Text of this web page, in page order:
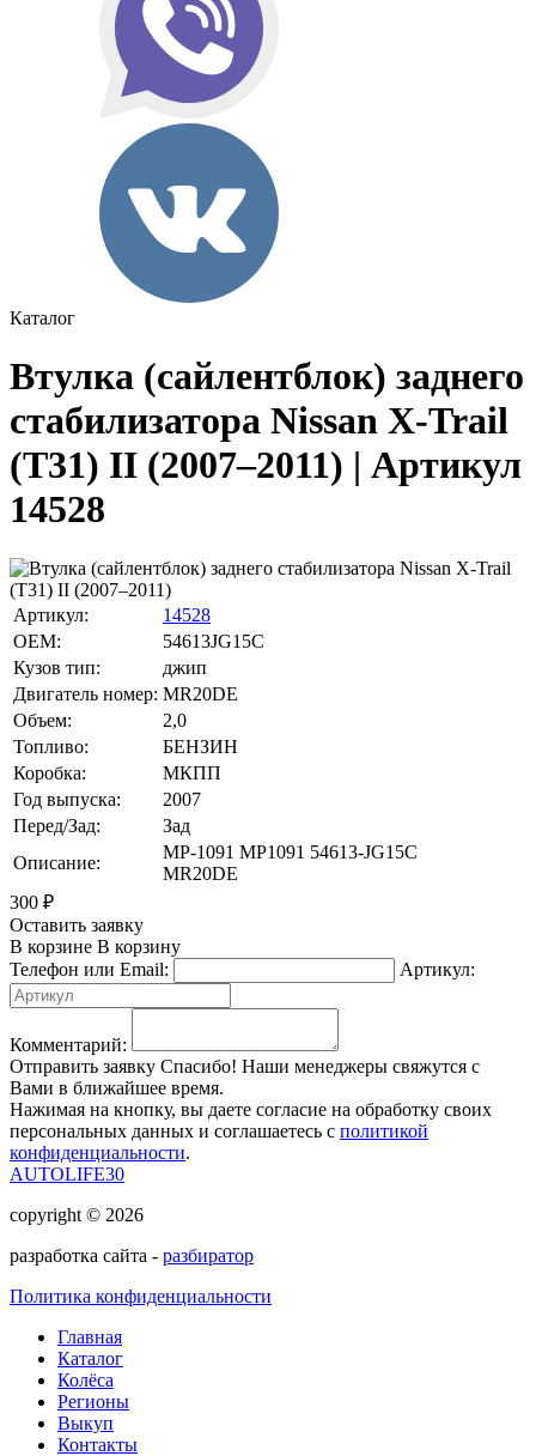
Каталог
Втулка (сайлентблок) заднего
стабилизатора Nissan X-Trail
(T31) II (2007–2011) | Артикул
14528
Артикул:
14528
OEM:
54613JG15C
Кузов тип:
джип
Двигатель номер: MR20DE
Объем:
2,0
Топливо:
БЕНЗИН
Коробка:
МКПП
Год выпуска:
2007
Перед/Зад:
Зад
Описание:
MP-1091 MP1091 54613-JG15C
MR20DE
300 ₽
Оставить заявку
В корзине В корзину
Телефон или Email:
Артикул:
Комментарий:
Отправить заявку Спасибо! Наши менеджеры свяжутся с
Вами в ближайшее время.
Нажимая на кнопку, вы даете согласие на обработку своих
персональных данных и соглашаетесь с политикой
конфиденциальности.
AUTOLIFE30
copyright © 2026
разработка сайта - разбиратор
Политика конфиденциальности
Главная
Каталог
Колёса
Регионы
Выкуп
Контакты